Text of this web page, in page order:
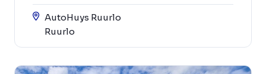
AutoHuys Ruurlo
Ruurlo